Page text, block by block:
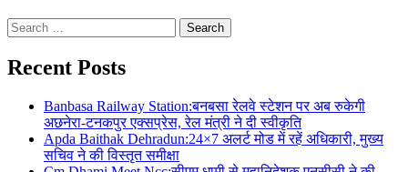
Search
for:
Recent Posts
Banbasa Railway Station:बनबसा रेलवे स्टेशन पर अब रुकेगी
अछनेरा-टनकपुर एक्सप्रेस, रेल मंत्री ने दी स्वीकृति
Apda Baithak Dehradun:24×7 अलर्ट मोड में रहें अधिकारी, मुख्य
सचिव ने की विस्तृत समीक्षा